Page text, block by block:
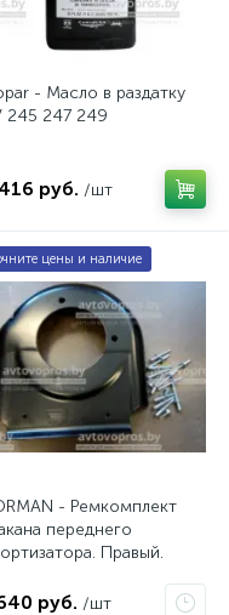
- Масло в раздатку
245 247 249
руб. /шт
цены и наличие
- Ремкомплект
переднего
Правый.
руб. /шт